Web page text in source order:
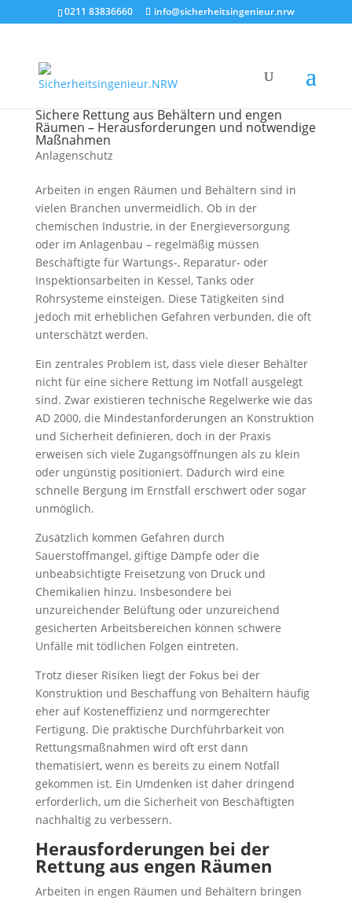
0211 83836660 info@sicherheitsingenieur.nrw
Sichere Rettung aus Behältern und engen
Räumen – Herausforderungen und notwendige
Maßnahmen
Anlagenschutz
Arbeiten in engen Räumen und Behältern sind in
vielen Branchen unvermeidlich. Ob in der
chemischen Industrie, in der Energieversorgung
oder im Anlagenbau – regelmäßig müssen
Beschäftigte für Wartungs-, Reparatur- oder
Inspektionsarbeiten in Kessel, Tanks oder
Rohrsysteme einsteigen. Diese Tätigkeiten sind
jedoch mit erheblichen Gefahren verbunden, die oft
unterschätzt werden.
Ein zentrales Problem ist, dass viele dieser Behälter
nicht für eine sichere Rettung im Notfall ausgelegt
sind. Zwar existieren technische Regelwerke wie das
AD 2000, die Mindestanforderungen an Konstruktion
und Sicherheit definieren, doch in der Praxis
erweisen sich viele Zugangsöffnungen als zu klein
oder ungünstig positioniert. Dadurch wird eine
schnelle Bergung im Ernstfall erschwert oder sogar
unmöglich.
Zusätzlich kommen Gefahren durch
Sauerstoffmangel, giftige Dämpfe oder die
unbeabsichtigte Freisetzung von Druck und
Chemikalien hinzu. Insbesondere bei
unzureichender Belüftung oder unzureichend
gesicherten Arbeitsbereichen können schwere
Unfälle mit tödlichen Folgen eintreten.
Trotz dieser Risiken liegt der Fokus bei der
Konstruktion und Beschaffung von Behältern häufig
eher auf Kosteneffizienz und normgerechter
Fertigung. Die praktische Durchführbarkeit von
Rettungsmaßnahmen wird oft erst dann
thematisiert, wenn es bereits zu einem Notfall
gekommen ist. Ein Umdenken ist daher dringend
erforderlich, um die Sicherheit von Beschäftigten
nachhaltig zu verbessern.
Herausforderungen bei der
Rettung aus engen Räumen
Arbeiten in engen Räumen und Behältern bringen